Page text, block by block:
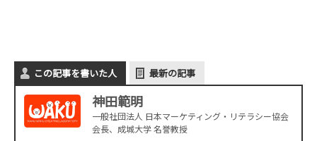
この記事を書いた人 最新の記事
神田範明
一般社団法人 日本マーケティング・リテラシー協会
会長、成城大学 名誉教授